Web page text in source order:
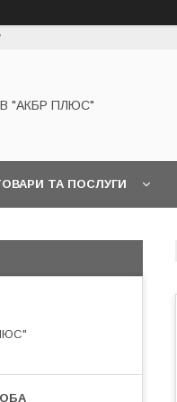
"АКБР ПЛЮС"
ТА ПОСЛУГИ